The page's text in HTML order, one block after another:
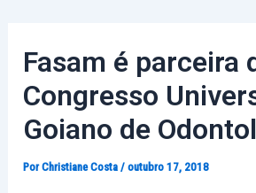
conteúdo
Fasam é parceira
Congresso
Goiano de
PorChristiane Costa/outubro 17, 2018